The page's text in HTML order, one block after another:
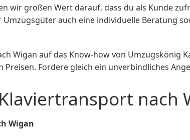
wir großen Wert darauf, dass du als Kunde
auch eine individuelle Beratung
Wigan auf das Know-how von Umzugskönig
Fordere gleich ein unverbindliches
nach
Wigan